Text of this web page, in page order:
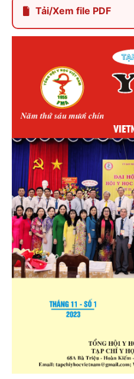
Tải/Xem file PDF